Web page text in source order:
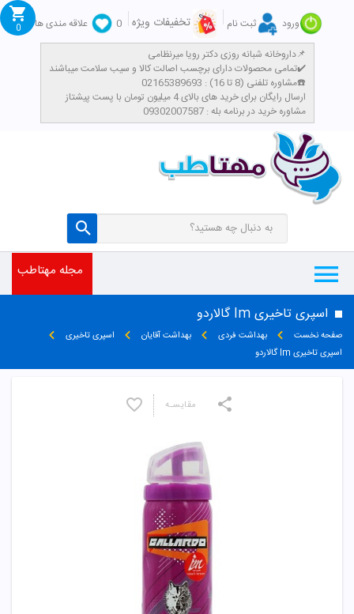
ورود ثبت نام تخفیفات ویژه 0
علاقه مندی ها
داروخانه شبانه روزی دکتر رویا میرنظامی📌
تمامی محصولات دارای برچسب اصالت کالا و سیب سلامت میباشند✔️
مشاوره تلفنی (8 تا 16) : 02165389693☎️
​ارسال رایگان برای خرید های بالای 4 میلیون تومان با پست پیشتاز
مشاوره خرید در برنامه بله : 09302007587
0
مجله مهتاطب
اسپری تاخیری Im گالاردو
صفحه نخست بهداشت فردی بهداشت آقایان
اسپری تاخیری
اسپری تاخیری Im گالاردو
مقایسـه